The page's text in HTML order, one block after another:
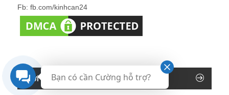
Fb: fb.com/kinhcan24
Giới thiệu về Blog Nhân sự
Bạn có cần Cường hỗ trợ?